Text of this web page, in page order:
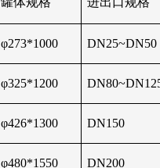
φ273*1000 DN25~DN50
φ325*1200
φ426*1300 DN150
φ480*1550 DN200